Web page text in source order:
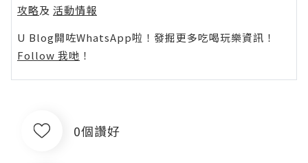
攻略及 活動情報
U Blog開咗WhatsApp啦！發掘更多吃喝玩樂資訊！
Follow 我哋 ！
0個讚好